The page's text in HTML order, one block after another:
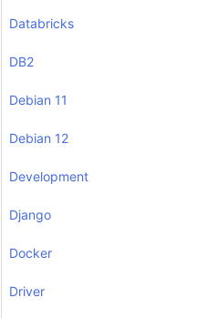
Databricks
DB2
Debian 11
Debian 12
Development
Django
Docker
Driver